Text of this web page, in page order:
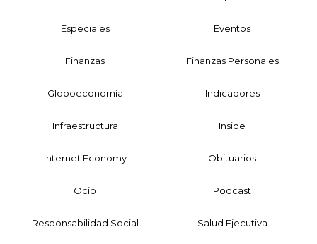
Especiales Eventos
Finanzas Finanzas Personales
Globoeconomía Indicadores
Infraestructura Inside
Internet Economy Obituarios
Ocio Podcast
Responsabilidad Social Salud Ejecutiva